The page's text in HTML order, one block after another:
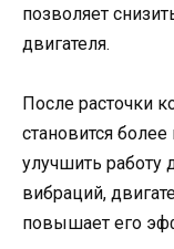
позволяет
двигателя.
После расточки
становится
улучшить работу
вибраций,
повышает его